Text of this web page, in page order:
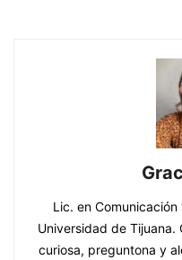
Lic. en
Universidad de Tijuana.
curiosa, preguntona y